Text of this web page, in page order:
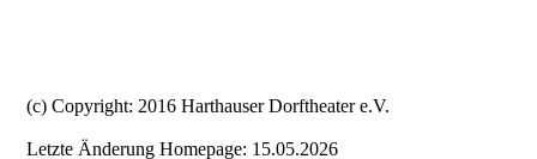
(c) Copyright: 2016 Harthauser Dorftheater e.V.
Letzte Änderung Homepage: 15.05.2026